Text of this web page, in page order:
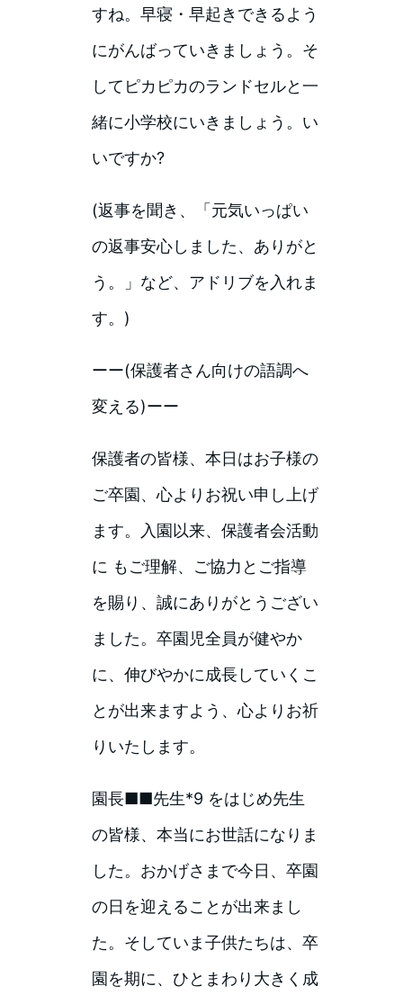
すね。早寝・早起きできるよう
にがんばっていきましょう。そ
してピカピカのランドセルと一
緒に小学校にいきましょう。い
いですか?
(返事を聞き、「元気いっぱい
の返事安心しました、ありがと
う。」など、アドリブを入れま
す。)
ーー(保護者さん向けの語調へ
変える)ーー
保護者の皆様、本日はお子様の
ご卒園、心よりお祝い申し上げ
ます。入園以来、保護者会活動
に もご理解、ご協力とご指導
を賜り、誠にありがとうござい
ました。卒園児全員が健やか
に、伸びやかに成長していくこ
とが出来ますよう、心よりお祈
りいたします。
園長■■先生*9 をはじめ先生
の皆様、本当にお世話になりま
した。おかげさまで今日、卒園
の日を迎えることが出来まし
た。そしていま子供たちは、卒
園を期に、ひとまわり大きく成